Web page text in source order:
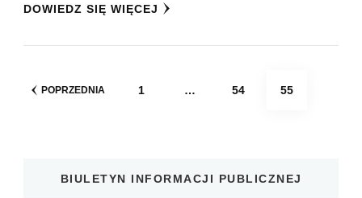
DOWIEDZ SIĘ WIĘCEJ
Stronicowanie
POPRZEDNIA STRONA
1 … STRONA
54 STRONA
55
BIULETYN INFORMACJI PUBLICZNEJ